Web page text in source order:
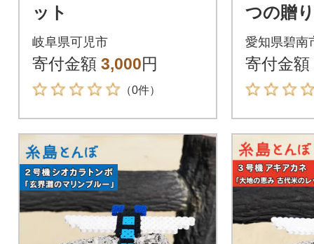
ット
岐阜県可児市
寄付金額 3,000円
（0件）
つの贈
ズ】 筆
ド(額な
愛知県碧南
寄付金額